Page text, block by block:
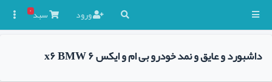
ورود سبد۰
داشبورد و عایق و نمد خودرو بی ام و ایکس ۶ x۶ BMW